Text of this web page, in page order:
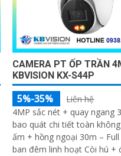
CAMERA PT ỐP TRẦN
KBVISION KX-S44P
5%-35%
Liên hệ
4MP sắc nét + quay ngang
bao quát chi tiết toàn
ấm + hồng ngoại 30m –
ban đêm linh hoạt Còi hú +